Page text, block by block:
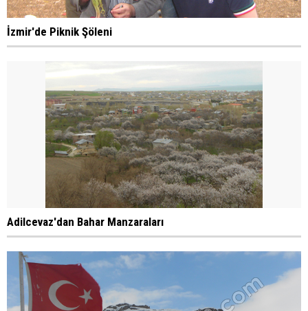
İzmir'de Piknik Şöleni
Adilcevaz'dan Bahar Manzaraları